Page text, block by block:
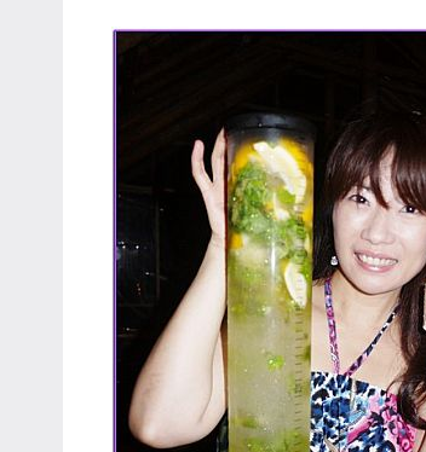
專
作
象。
★